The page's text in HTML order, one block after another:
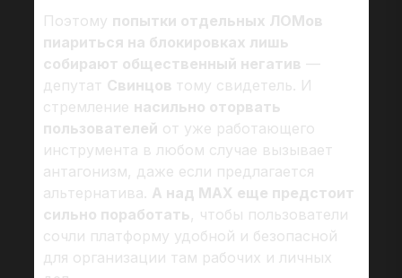
Поэтому попытки отдельных ЛОМов
пиариться на блокировках лишь
собирают общественный негатив —
депутат Свинцов тому свидетель. И
стремление насильно оторвать
пользователей от уже работающего
инструмента в любом случае вызывает
антагонизм, даже если предлагается
альтернатива. А над MAX еще предстоит
сильно поработать, чтобы пользователи
сочли платформу удобной и безопасной
для организации там рабочих и личных